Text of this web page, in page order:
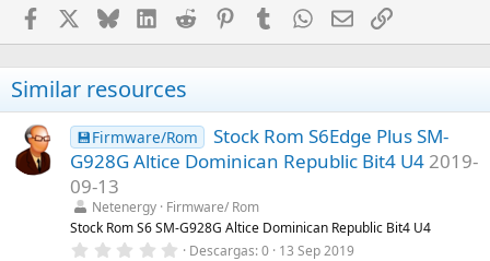
Facebook BlueskyLinkedInReddit PinterestTumblr WhatsApp
EmailEnlace
Similar resources
💾Firmware/Rom
Stock Rom S6Edge Plus SM-
G928G Altice Dominican Republic Bit4 U4 2019-
09-13
Netenergy Firmware/ Rom
Stock Rom S6 SM-G928G Altice Dominican Republic Bit4 U4
0 Descargas 0 13 Sep 2019